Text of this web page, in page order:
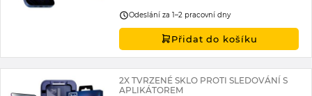
Odeslání za 1–2 pracovní dny
Přidat do košíku
2X TVRZENÉ SKLO PROTI SLEDOVÁNÍ S
APLIKÁTOREM